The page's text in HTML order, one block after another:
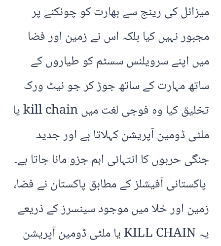
میزائل کی رینج سے بھارت کو چونکنے پر
مجبور نہیں کیا بلکہ اس نے زمین اور فضا
میں اپنے سرویلنس سسٹم کو طیاروں کے
ساتھ مہارت کے ساتھ جوڑ کر جو نیٹ ورک
تخلیق کیا وہ فوجی لغت میں kill chain یا
ملٹی ڈومین آپریشن کہلاتا ہے اور جدید
جنگی حربوں کا انتہائی اہم جزو مانا جاتا ہے۔
پاکستانی آفیشلز کے مطابق پاکستان نے فضا،
زمین اور خلا میں موجود سینسرز کے ذریعے
یہ KILL CHAIN یا ملٹی ڈومین آپریشن